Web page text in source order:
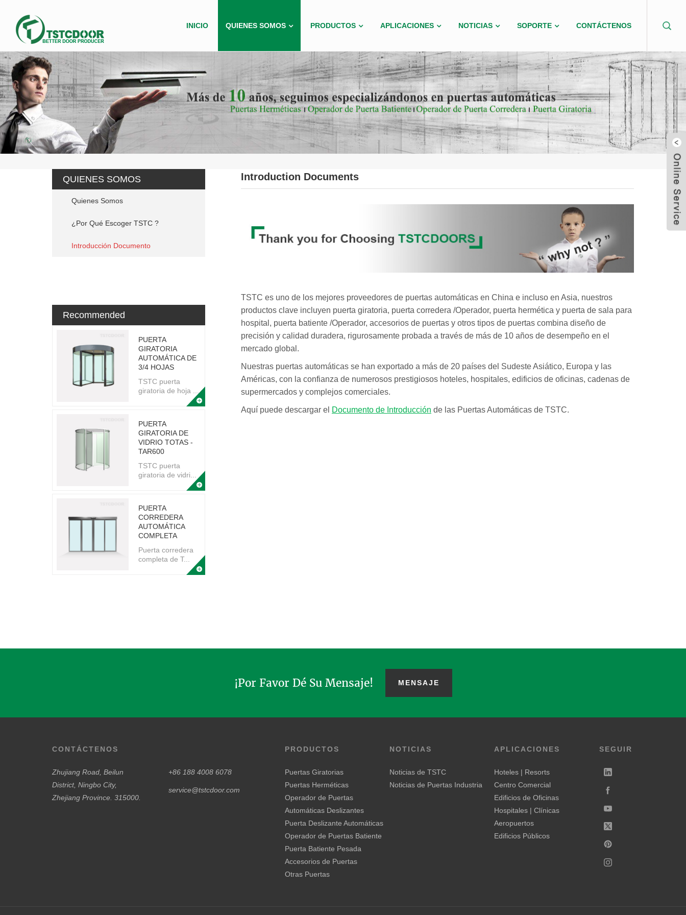
INICIO QUIENES SOMOS PRODUCTOS APLICACIONES NOTICIAS SOPORTE CONTÁCTENOS
QUIENES SOMOS
Quienes Somos
¿Por Qué Escoger TSTC ?
Introducción Documento
Recommended
PUERTA
GIRATORIA
AUTOMÁTICA DE
3/4 HOJAS
TSTC puerta
giratoria de hoja ...
PUERTA
GIRATORIA DE
VIDRIO TOTAS -
TAR600
TSTC puerta
giratoria de vidri...
PUERTA
CORREDERA
AUTOMÁTICA
COMPLETA
Puerta corredera
completa de T...
Introduction Documents
TSTC es uno de los mejores proveedores de puertas automáticas en China e incluso en Asia, nuestros
productos clave incluyen puerta giratoria, puerta corredera /Operador, puerta hermética y puerta de sala para
hospital, puerta batiente /Operador, accesorios de puertas y otros tipos de puertas combina diseño de
precisión y calidad duradera, rigurosamente probada a través de más de 10 años de desempeño en el
mercado global.
Nuestras puertas automáticas se han exportado a más de 20 países del Sudeste Asiático, Europa y las
Américas, con la confianza de numerosos prestigiosos hoteles, hospitales, edificios de oficinas, cadenas de
supermercados y complejos comerciales.
Aquí puede descargar el Documento de Introducción de las Puertas Automáticas de TSTC.
¡Por Favor Dé Su Mensaje! MENSAJE
CONTÁCTENOS
Zhujiang Road, Beilun
District, Ningbo City,
Zhejiang Province. 315000.
+86 188 4008 6078
service@tstcdoor.com
PRODUCTOS
Puertas Giratorias
Puertas Herméticas
Operador de Puertas
Automáticas Deslizantes
Puerta Deslizante Automáticas
Operador de Puertas Batiente
Puerta Batiente Pesada
Accesorios de Puertas
Otras Puertas
NOTICIAS
Noticias de TSTC
Noticias de Puertas Industria
APLICACIONES
Hoteles | Resorts
Centro Comercial
Edificios de Oficinas
Hospitales | Clínicas
Aeropuertos
Edificios Públicos
SEGUIR